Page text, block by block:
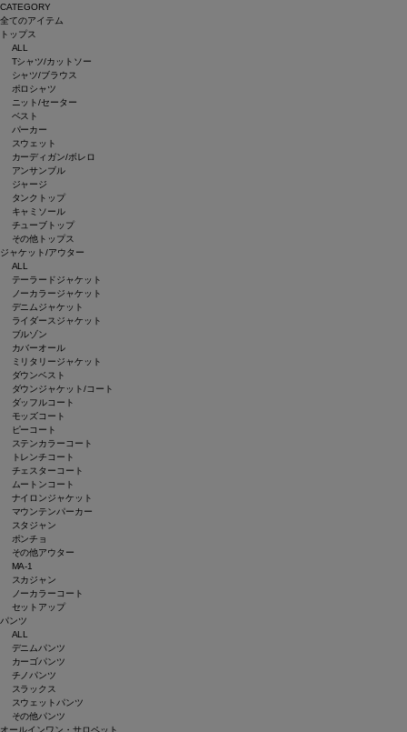
CATEGORY
全てのアイテム
トップス
ALL
Tシャツ/カットソー
シャツ/ブラウス
ポロシャツ
ニット/セーター
ベスト
パーカー
スウェット
カーディガン/ボレロ
アンサンブル
ジャージ
タンクトップ
キャミソール
チューブトップ
その他トップス
ジャケット/アウター
ALL
テーラードジャケット
ノーカラージャケット
デニムジャケット
ライダースジャケット
ブルゾン
カバーオール
ミリタリージャケット
ダウンベスト
ダウンジャケット/コート
ダッフルコート
モッズコート
ピーコート
ステンカラーコート
トレンチコート
チェスターコート
ムートンコート
ナイロンジャケット
マウンテンパーカー
スタジャン
ポンチョ
その他アウター
MA-1
スカジャン
ノーカラーコート
セットアップ
パンツ
ALL
デニムパンツ
カーゴパンツ
チノパンツ
スラックス
スウェットパンツ
その他パンツ
オールインワン・サロペット